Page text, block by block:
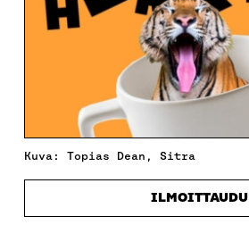
Kuva: Topias Dean, Sitra
ILMOITTAUDU